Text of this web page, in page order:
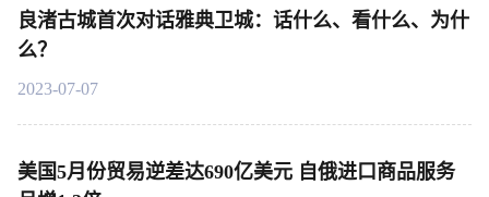
良渚古城首次对话雅典卫城：话什么、看什么、为什
么？
2023-07-07
美国5月份贸易逆差达690亿美元 自俄进口商品服务